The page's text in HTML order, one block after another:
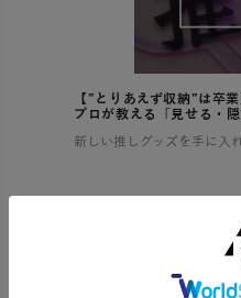
【”とりあえず収納”は卒
プロが教える「見せる・